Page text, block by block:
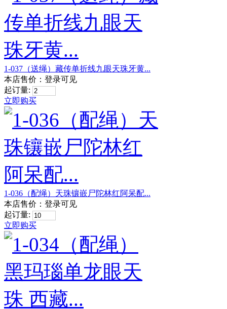
1-037（送绳）藏传单折线九眼天珠牙黄...
本店售价： 登录可见
起订量:
立即购买
1-036（配绳）天珠镶嵌尸陀林红阿呆配...
本店售价： 登录可见
起订量:
立即购买